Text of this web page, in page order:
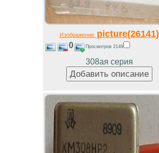
Изображениеpicture(26141)
0 Просмотров 2149
308ая серия